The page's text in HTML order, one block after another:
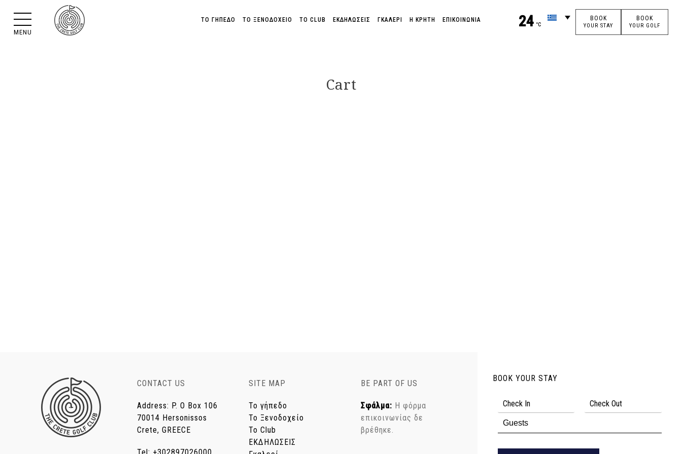
ΤΟ ΓΉΠΕΔΟ ΤΟ ΞΕΝΟΔΟΧΕΊΟ ΤΟ CLUB ΕΚΔΗΛΩΣΕΙΣ ΓΚΑΛΕΡΊ H ΚΡΗΤΗ ΕΠΙΚΟΙΝΩΝΙΑ 24 °C
BOOK
YOUR STAY
BOOK
YOUR GOLF
MENU
Cart
CONTACT US
Address: P. O Box 106
70014 Hersonissos
Crete, GREECE
SITE MAP
Το γήπεδο
Το Ξενοδοχείο
Το Club
ΕΚΔΗΛΩΣΕΙΣ
BE PART OF US
Σφάλμα: Η φόρμα
επικοινωνίας δε
βρέθηκε.
BOOK YOUR STAY